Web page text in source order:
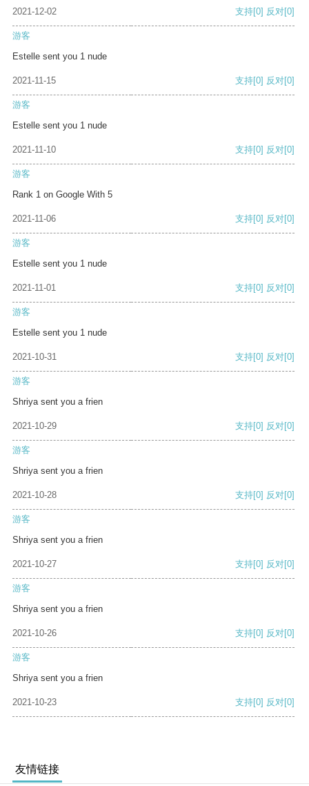
2021-12-02 支持[0] 反对[0]
游客
Estelle sent you 1 nude
2021-11-15 支持[0] 反对[0]
游客
Estelle sent you 1 nude
2021-11-10 支持[0] 反对[0]
游客
Rank 1 on Google With 5
2021-11-06 支持[0] 反对[0]
游客
Estelle sent you 1 nude
2021-11-01 支持[0] 反对[0]
游客
Estelle sent you 1 nude
2021-10-31 支持[0] 反对[0]
游客
Shriya sent you a frien
2021-10-29 支持[0] 反对[0]
游客
Shriya sent you a frien
2021-10-28 支持[0] 反对[0]
游客
Shriya sent you a frien
2021-10-27 支持[0] 反对[0]
游客
Shriya sent you a frien
2021-10-26 支持[0] 反对[0]
游客
Shriya sent you a frien
2021-10-23 支持[0] 反对[0]
友情链接